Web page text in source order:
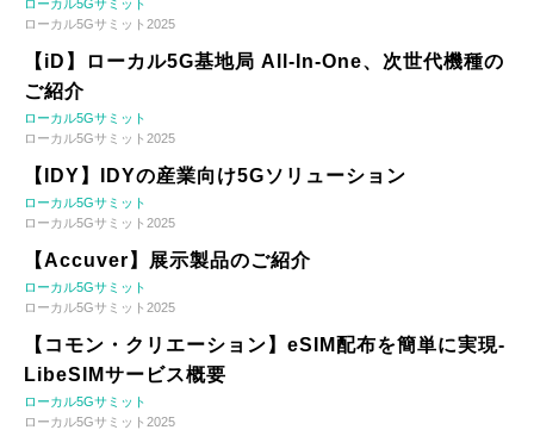
ローカル5Gサミット
ローカル5Gサミット2025
【iD】ローカル5G基地局 All-In-One、次世代機種の
ご紹介
ローカル5Gサミット
ローカル5Gサミット2025
【IDY】IDYの産業向け5Gソリューション
ローカル5Gサミット
ローカル5Gサミット2025
【Accuver】展示製品のご紹介
ローカル5Gサミット
ローカル5Gサミット2025
【コモン・クリエーション】eSIM配布を簡単に実現-
LibeSIMサービス概要
ローカル5Gサミット
ローカル5Gサミット2025